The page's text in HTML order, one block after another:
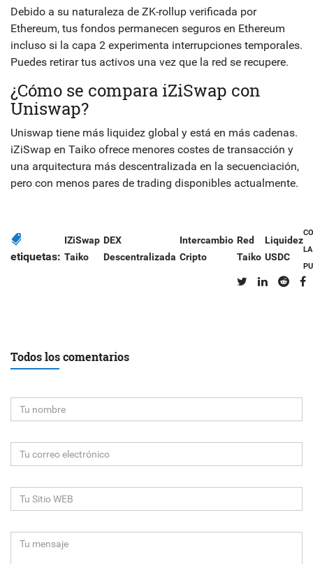
Debido a su naturaleza de ZK-rollup verificada por
Ethereum, tus fondos permanecen seguros en Ethereum
incluso si la capa 2 experimenta interrupciones temporales.
Puedes retirar tus activos una vez que la red se recupere.
¿Cómo se compara iZiSwap con
Uniswap?
Uniswap tiene más liquidez global y está en más cadenas.
iZiSwap en Taiko ofrece menores costes de transacción y
una arquitectura más descentralizada en la secuenciación,
pero con menos pares de trading disponibles actualmente.
etiquetas:
IZiSwap
Taiko
DEX
Descentralizada
Intercambio
Cripto
Red
Taiko
Liquidez
USDC
LA
Todos los comentarios